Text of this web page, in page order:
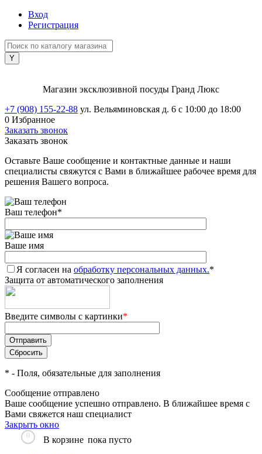
Вход
Регистрация
Магазин эксклюзивной посуды Гранд Люкс
+7 (908) 155-22-88 ул. Вельяминовская д. 6 с 10:00 до 18:00
0 Избранное
Заказать звонок
Заказать звонок
Оставьте Ваше сообщение и контактные данные и наши
специалисты свяжутся с Вами в ближайшее рабочее время для
решения Вашего вопроса.
Ваш телефон*
Ваше имя
Я согласен на обработку персональных данных.*
Защита от автоматического заполнения
Введите символы с картинки*
* - Поля, обязательные для заполнения
Сообщение отправлено
Ваше сообщение успешно отправлено. В ближайшее время с
Вами свяжется наш специалист
Закрыть окно
0 В корзине пока пусто